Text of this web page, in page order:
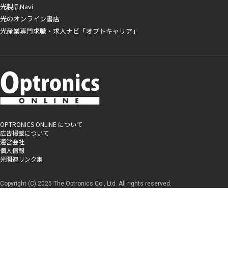
光製品Navi
光のオンライン書店
光産業専門求職・求人ナビ「オプトキャリア」
OPTRONICS ONLINE について
広告掲載について
運営会社
個人情報
光関連リンク集
Copyright (C) 2025 The Optronics Co., Ltd. All rights reserved.